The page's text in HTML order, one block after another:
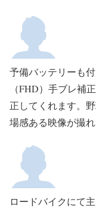
予備バッテリーも付
（FHD）手ブレ補
正してくれます。
場感ある映像が撮れ
ロードバイクにて